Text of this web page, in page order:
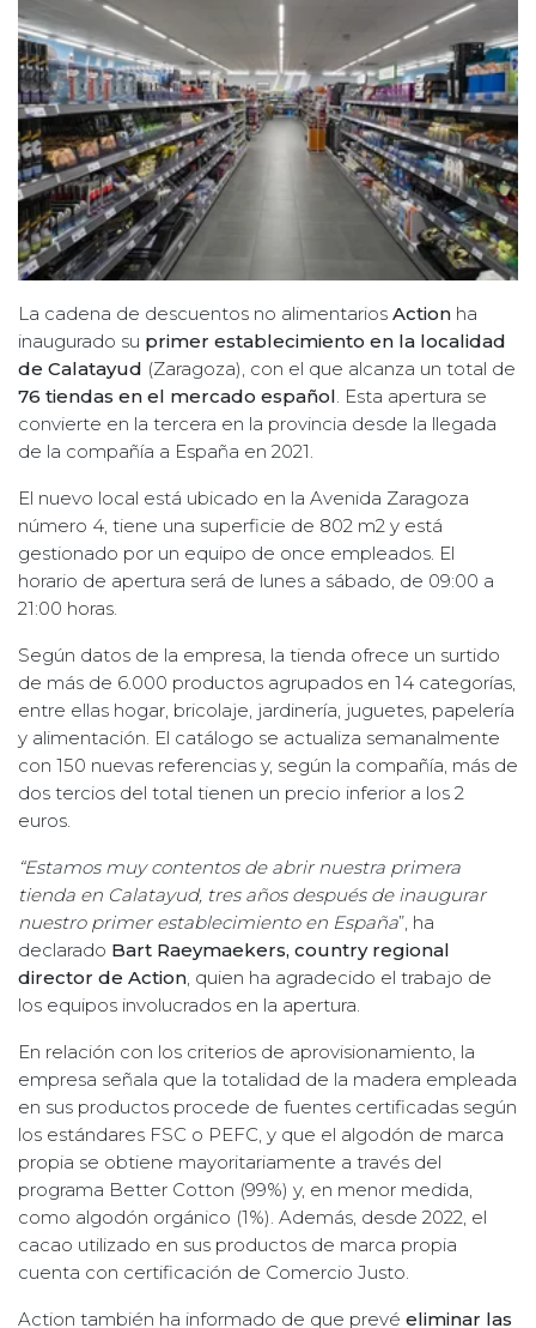
La cadena de descuentos no alimentarios Action ha
inaugurado su primer establecimiento en la localidad
de Calatayud (Zaragoza), con el que alcanza un total de
76 tiendas en el mercado español. Esta apertura se
convierte en la tercera en la provincia desde la llegada
de la compañía a España en 2021.
El nuevo local está ubicado en la Avenida Zaragoza
número 4, tiene una superficie de 802 m2 y está
gestionado por un equipo de once empleados. El
horario de apertura será de lunes a sábado, de 09:00 a
21:00 horas.
Según datos de la empresa, la tienda ofrece un surtido
de más de 6.000 productos agrupados en 14 categorías,
entre ellas hogar, bricolaje, jardinería, juguetes, papelería
y alimentación. El catálogo se actualiza semanalmente
con 150 nuevas referencias y, según la compañía, más de
dos tercios del total tienen un precio inferior a los 2
euros.
“Estamos muy contentos de abrir nuestra primera
tienda en Calatayud, tres años después de inaugurar
nuestro primer establecimiento en España”, ha
declarado Bart Raeymaekers, country regional
director de Action, quien ha agradecido el trabajo de
los equipos involucrados en la apertura.
En relación con los criterios de aprovisionamiento, la
empresa señala que la totalidad de la madera empleada
en sus productos procede de fuentes certificadas según
los estándares FSC o PEFC, y que el algodón de marca
propia se obtiene mayoritariamente a través del
programa Better Cotton (99%) y, en menor medida,
como algodón orgánico (1%). Además, desde 2022, el
cacao utilizado en sus productos de marca propia
cuenta con certificación de Comercio Justo.
Action también ha informado de que prevé eliminar las